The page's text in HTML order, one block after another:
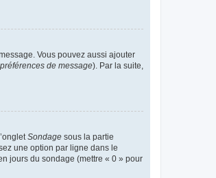
Vous pouvez aussi ajouter
de message). Par la suite,
Sondage sous la partie
une option par ligne dans le
jours du sondage (mettre « 0 » pour